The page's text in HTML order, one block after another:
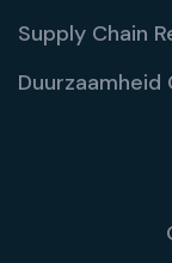
Supply Chain